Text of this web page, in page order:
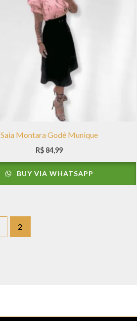
Saia Montara Godê Munique
R$ 84,99
BUY VIA WHATSAPP
2